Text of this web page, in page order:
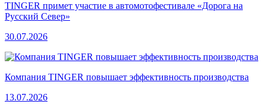
TINGER примет участие в автомотофестивале «Дорога на
Русский Север»
30.07.2026
Компания TINGER повышает эффективность производства
13.07.2026